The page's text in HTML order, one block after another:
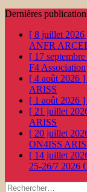
Dernières
[ 8 juillet 2026
ANFR
[ 17
F4 Association
[ 4 août 2026 ]
ARISS
[ 1 août 2026 ]
[ 21 juillet
ARISS
[ 20 juillet
ON4ISS
[ 14 juillet
25-26/7 2026
Rechercher :